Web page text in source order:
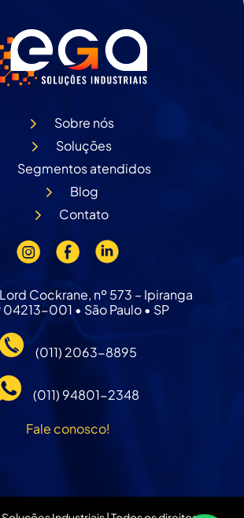
Sobre nós
Soluções
Segmentos atendidos
Blog
Contato
Cockrane, nº 573 – Ipiranga
04213-001 • São Paulo • SP
(011) 2063-8895
(011) 94801-2348
Fale conosco!